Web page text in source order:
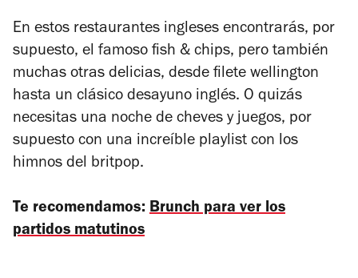
En estos restaurantes ingleses encontrarás, por
supuesto, el famoso fish & chips, pero también
muchas otras delicias, desde filete wellington
hasta un clásico desayuno inglés. O quizás
necesitas una noche de cheves y juegos, por
supuesto con una increíble playlist con los
himnos del britpop.
Te recomendamos: Brunch para ver los
partidos matutinos